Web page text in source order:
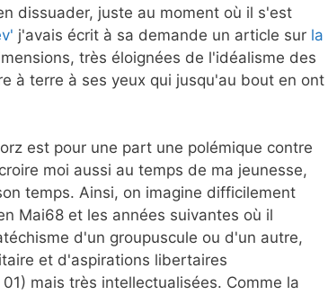
dissuader, juste au moment où il s'est
j'avais écrit à sa demande un article sur la
très éloignées de l'idéalisme des
à terre à ses yeux qui jusqu'au bout en ont
est pour une part une polémique contre
moi aussi au temps de ma jeunesse,
temps. Ainsi, on imagine difficilement
Mai68 et les années suivantes où il
d'un groupuscule ou d'un autre,
et d'aspirations libertaires
mais très intellectualisées. Comme la